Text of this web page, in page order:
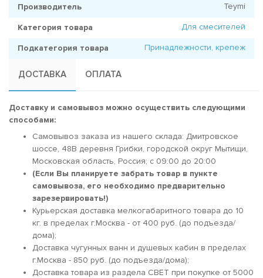
Производитель Teymi
Категория товара Для смесителей
Подкатегория товара Принадлежности, крепеж
ДОСТАВКА ОПЛАТА
Доставку и самовывоз можно осуществить следующими
способами:
Самовывоз заказа из нашего склада: Дмитровское
шоссе, 48В деревня Грибки, городской округ Мытищи,
Московская область, Россия; c 09:00 до 20:00
(Если Вы планируете забрать товар в пункте
самовывоза, его необходимо предварительно
зарезервировать!)
Курьерская доставка мелкогабаритного товара до 10
кг. в пределах г.Москва - от 400 руб. (до подъезда/
дома);
Доставка чугунных ванн и душевых кабин в пределах
г.Москва - 850 руб. (до подъезда/дома);
Доставка товара из раздела СВЕТ при покупке от 5000